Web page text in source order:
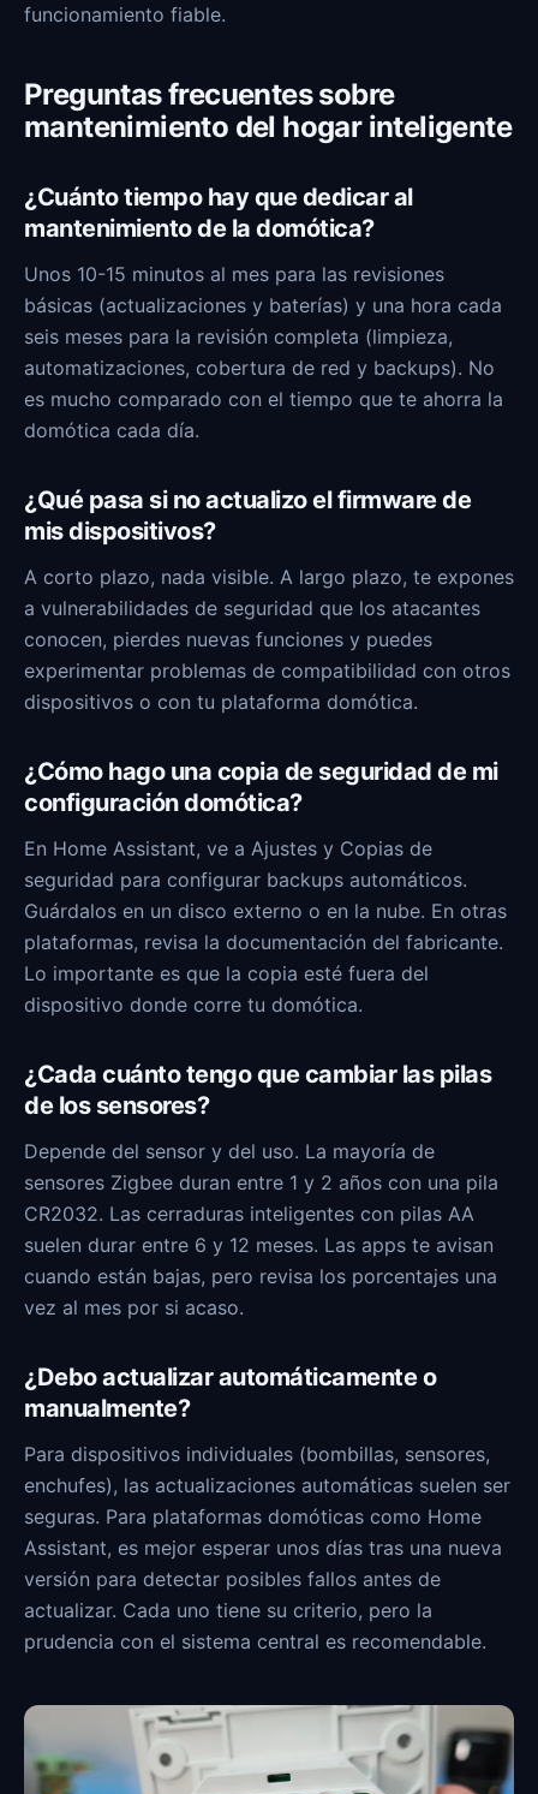
funcionamiento fiable.
Preguntas frecuentes sobre
mantenimiento del hogar inteligente
¿Cuánto tiempo hay que dedicar al
mantenimiento de la domótica?
Unos 10-15 minutos al mes para las revisiones
básicas (actualizaciones y baterías) y una hora cada
seis meses para la revisión completa (limpieza,
automatizaciones, cobertura de red y backups). No
es mucho comparado con el tiempo que te ahorra la
domótica cada día.
¿Qué pasa si no actualizo el firmware de
mis dispositivos?
A corto plazo, nada visible. A largo plazo, te expones
a vulnerabilidades de seguridad que los atacantes
conocen, pierdes nuevas funciones y puedes
experimentar problemas de compatibilidad con otros
dispositivos o con tu plataforma domótica.
¿Cómo hago una copia de seguridad de mi
configuración domótica?
En Home Assistant, ve a Ajustes y Copias de
seguridad para configurar backups automáticos.
Guárdalos en un disco externo o en la nube. En otras
plataformas, revisa la documentación del fabricante.
Lo importante es que la copia esté fuera del
dispositivo donde corre tu domótica.
¿Cada cuánto tengo que cambiar las pilas
de los sensores?
Depende del sensor y del uso. La mayoría de
sensores Zigbee duran entre 1 y 2 años con una pila
CR2032. Las cerraduras inteligentes con pilas AA
suelen durar entre 6 y 12 meses. Las apps te avisan
cuando están bajas, pero revisa los porcentajes una
vez al mes por si acaso.
¿Debo actualizar automáticamente o
manualmente?
Para dispositivos individuales (bombillas, sensores,
enchufes), las actualizaciones automáticas suelen ser
seguras. Para plataformas domóticas como Home
Assistant, es mejor esperar unos días tras una nueva
versión para detectar posibles fallos antes de
actualizar. Cada uno tiene su criterio, pero la
prudencia con el sistema central es recomendable.